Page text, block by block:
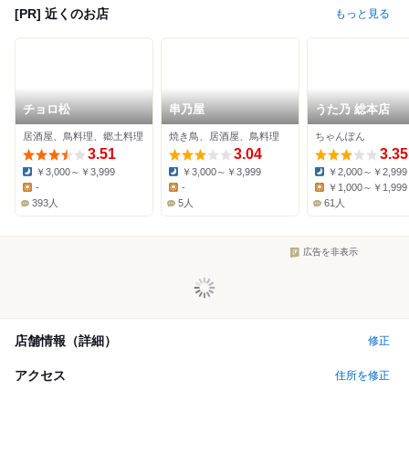
[PR] 近くのお店 もっと見る
チョロ松
居酒屋、鳥料理、郷土料理
3.51
Dinner:
￥3,000～￥3,999
-
393人
串乃屋
焼き鳥、居酒屋、鳥料理
3.04
Dinner:
￥3,000～￥3,999
Lunch:
-
5人
うた乃 総本店
ちゃんぽん
3.35
Dinner:
￥2,000～￥2,999
Lunch:
￥1,000～￥1,999
61人
広告を非表示
店舗情報（詳細） 修正
アクセス 住所を修正